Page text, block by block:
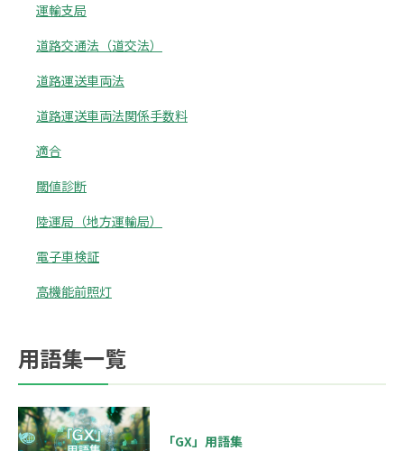
運輸支局
道路交通法（道交法）
道路運送車両法
道路運送車両法関係手数料
適合
閾値診断
陸運局（地方運輸局）
電子車検証
高機能前照灯
用語集一覧
「GX」用語集